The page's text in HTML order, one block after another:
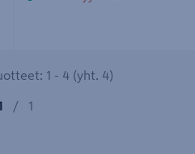
1 - 4 (yht. 4)
/ 1